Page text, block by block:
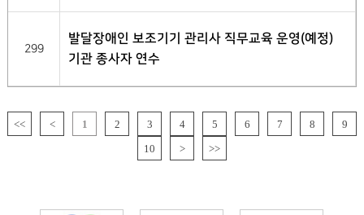
299
발달장애인 보조기기 관리사 직무교육 운영(예정)
기관 종사자 연수
<< < 1 2 3 4 5 6 7 8
9
10
> >>